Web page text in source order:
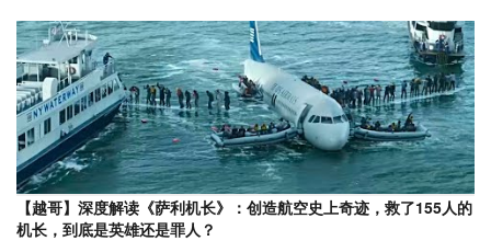
【越哥】深度解读《萨利机长》：创造航空史上奇迹，救了155人的
机长，到底是英雄还是罪人？